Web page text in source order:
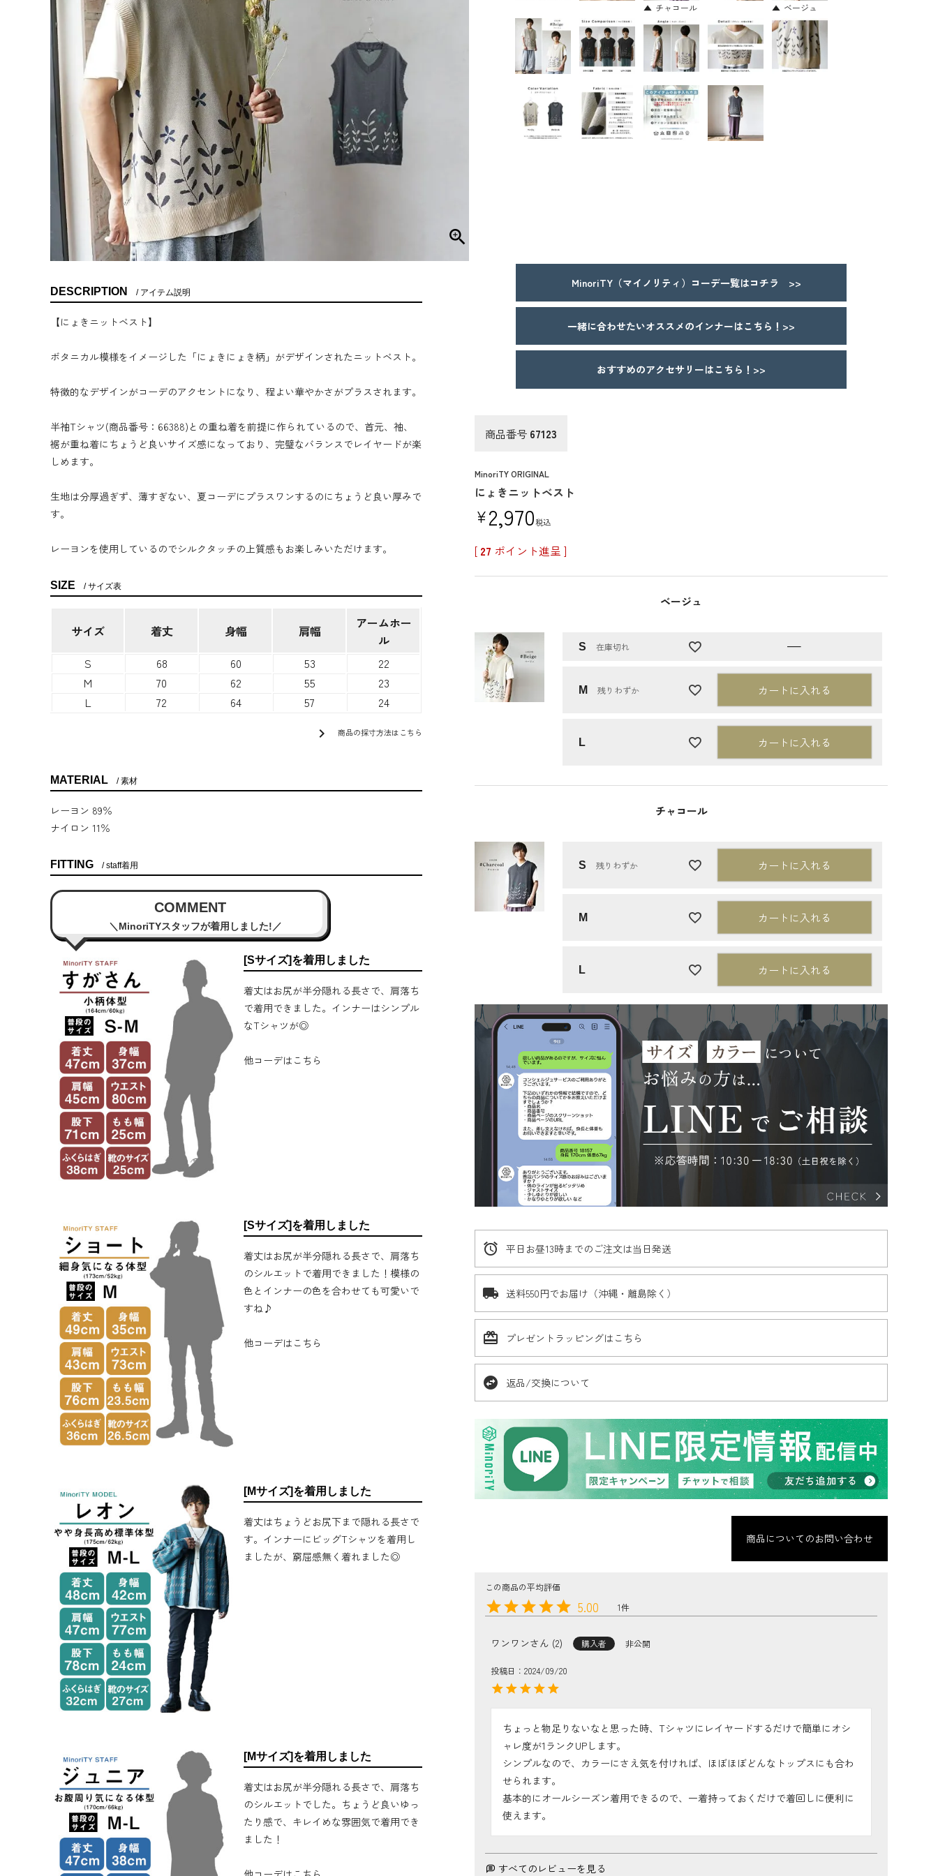
チャコール ベージュ
DESCRIPTION アイテム説明
【にょきニットベスト】
ボタニカル模様をイメージした「にょきにょき柄」がデザインされたニットベスト。
特徴的なデザインがコーデのアクセントになり、程よい華やかさがプラスされます。
半袖Tシャツ(商品番号：66388)との重ね着を前提に作られているので、首元、袖、
裾が重ね着にちょうど良いサイズ感になっており、完璧なバランスでレイヤードが楽
しめます。
生地は分厚過ぎず、薄すぎない、夏コーデにプラスワンするのにちょうど良い厚みで
す。
レーヨンを使用しているのでシルクタッチの上質感もお楽しみいただけます。
SIZE サイズ表
サイズ 着丈 身幅 肩幅
アームホー
ル
S
68 60 53
22
M
70 62 55
23
L
72 64 57
24
chevron_right
商品の採寸方法はこちら
MATERIAL 素材
レーヨン 89％
ナイロン 11％
FITTING staff着用
COMMENT
MinoriTYスタッフが着用しました!
[Sサイズ]を着用しました
着丈はお尻が半分隠れる長さで、肩落ち
で着用できました。インナーはシンプル
なTシャツが◎
他コーデはこちら
[Sサイズ]を着用しました
着丈はお尻が半分隠れる長さで、肩落ち
のシルエットで着用できました！模様の
色とインナーの色を合わせても可愛いで
すね♪
他コーデはこちら
[Mサイズ]を着用しました
着丈はちょうどお尻下まで隠れる長さで
す。インナーにビッグTシャツを着用し
ましたが、窮屈感無く着れました◎
[Mサイズ]を着用しました
着丈はお尻が半分隠れる長さで、肩落ち
のシルエットでした。ちょうど良いゆっ
たり感で、キレイめな雰囲気で着用でき
ました！
MinoriTY（マイノリティ）コーデ一覧はコチラ >>
一緒に合わせたいオススメのインナーはこちら！>>
おすすめのアクセサリーはこちら！>>
商品番号 67123
MinoriTY ORIGINAL
にょきニットベスト
¥2,970税込
[ 27 ポイント進呈 ]
ベージュ
S 在庫切れ —
M 残りわずか カートに入れる
L カートに入れる
チャコール
S 残りわずか カートに入れる
M カートに入れる
L カートに入れる
alarm 平日お昼13時までのご注文は当日発送
local_shipping 送料550円でお届け（沖縄・離島除く）
card_giftcard プレゼントラッピングはこちら
swap_horizontal_circle 返品/交換について
商品についてのお問い合わせ
5.00 1
ワンワン 2 購入者 非公開
投稿日 2024/09/20
ちょっと物足りないなと思った時、Tシャツにレイヤードするだけで簡単にオシ
ャレ度が1ランクUPします。
シンプルなので、カラーにさえ気を付ければ、ほぼほぼどんなトップスにも合わ
せられます。
基本的にオールシーズン着用できるので、一着持っておくだけで着回しに便利に
使えます。
すべてのレビューを見る